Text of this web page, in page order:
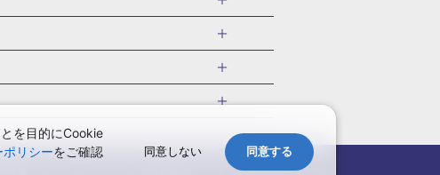
テル・旅館
・旅館
テル・旅館
旅館
かみのやま温泉(山形)
温泉(福井)
関東
(岐阜)
関西
ー
千葉旅行・ツアー
福井旅行・ツアー
行・ツアー
兵庫旅行・ツアー
ー
愛媛旅行・ツアー
8月の国内旅行
正月の国内旅行
サイトマップ
を目的にCookie
ポリシーをご確認
同意しない 同意する